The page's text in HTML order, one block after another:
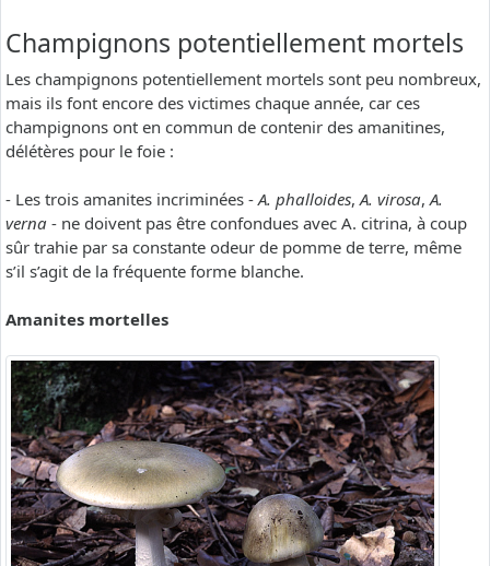
Champignons potentiellement mortels
Les champignons potentiellement mortels sont peu nombreux,
mais ils font encore des victimes chaque année, car ces
champignons ont en commun de contenir des amanitines,
délétères pour le foie :
- Les trois amanites incriminées -A. phalloides,A. virosa,A.
verna - ne doivent pas être confondues avec A. citrina, à coup
sûr trahie par sa constante odeur de pomme de terre, même
s’il s’agit de la fréquente forme blanche.
Amanites mortelles